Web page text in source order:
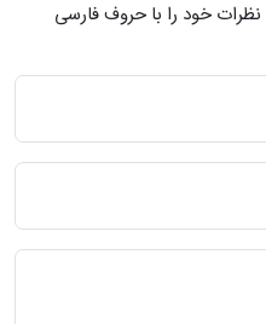
خود را با حروف فارسی